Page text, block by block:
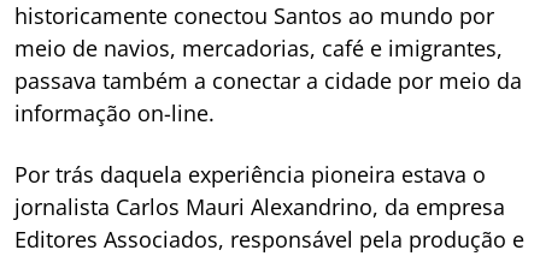
historicamente conectou Santos ao mundo por
meio de navios, mercadorias, café e imigrantes,
passava também a conectar a cidade por meio da
informação on-line.
Por trás daquela experiência pioneira estava o
jornalista Carlos Mauri Alexandrino, da empresa
Editores Associados, responsável pela produção e